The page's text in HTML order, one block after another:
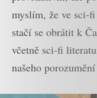
myslím, že ve sci-
stačí se obrátit k
včetně sci-fi
našeho